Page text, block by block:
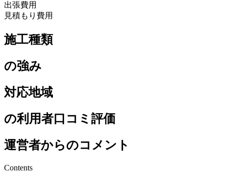
出張費用
見積もり費用
施工種類
の強み
対応地域
の利用者口コミ評価
運営者からのコメント
Contents